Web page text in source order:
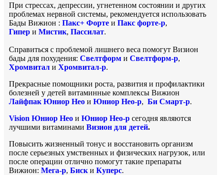
При стрессах, депрессии, угнетенном состоянии и других
проблемах нервной системы, рекомендуется использовать
Бады Вижион : Пакс+ Форте и Пакс форте-р,
Гипер и Мистик, Пассилат.
Справиться с проблемой лишнего веса помогут Визион
бады для похудения: Свелтформ и Свелтформ-р,
Хромвитал и Хромвитал-р.
Прекрасные помощники роста, развития и профилактики
болезней у детей витаминные комплексы Вижион
Лайфпак Юниор Нео и Юниор Нео-р, Би Смарт-р.
Vision Юниор Нео и Юниор Нео-р сегодня являются
лучшими витаминами Визион для детей.
Повысить жизненный тонус и восстановить организм
после серьезных умственных и физических нагрузок, или
после операции отлично помогут такие препараты
Вижион: Мега-р, Биск и Куперс.